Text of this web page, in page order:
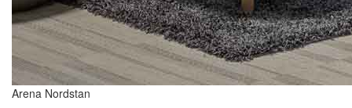
Arena Nordstan